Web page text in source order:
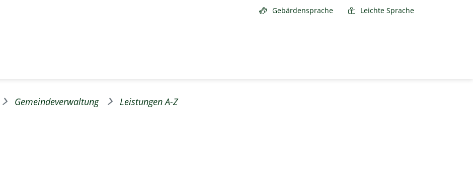
Gebärdensprache Leichte Sprache
Gemeindeverwaltung Leistungen A-Z